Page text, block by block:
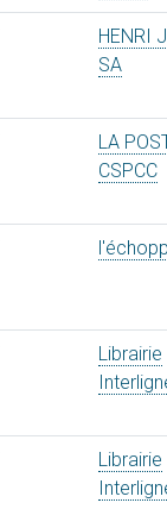
HENRI
SA
LA
CSPCC
Librairie
Librairie